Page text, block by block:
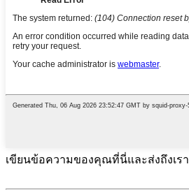
เขียนข้อความของคุณที่นี่และส่งถึงเรา